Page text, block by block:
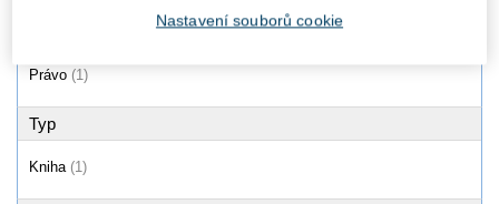
Právo (1)
Typ
Kniha (1)
Nastavení souborů cookie